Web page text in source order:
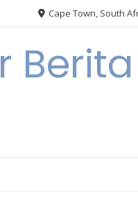
Cape Town, South
Berita